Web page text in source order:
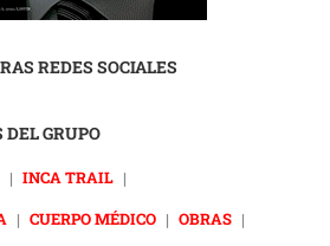
REDES SOCIALES
GRUPO
| INCA TRAIL |
| CUERPO MÉDICO | OBRAS |